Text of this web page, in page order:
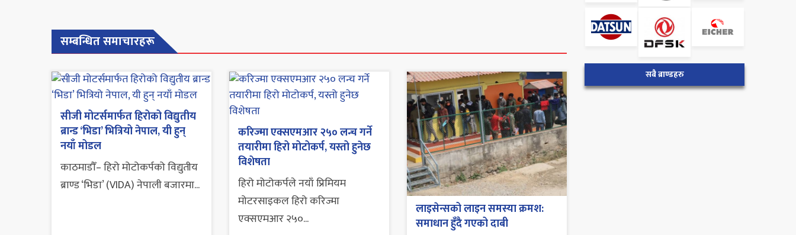
सम्बन्धित समाचारहरू
सीजी मोटर्समार्फत हिरोको विद्युतीय
ब्रान्ड ‘भिडा’ भित्रियो नेपाल, यी हुन्
नयाँ मोडल
काठमाडौँ– हिरो मोटोकर्पको विद्युतीय
ब्राण्ड ‘भिडा’ (VIDA) नेपाली बजारमा...
करिज्मा एक्सएमआर २५० लन्च गर्ने
तयारीमा हिरो मोटोकर्प, यस्तो हुनेछ
विशेषता
हिरो मोटोकर्पले नयाँ प्रिमियम
मोटरसाइकल हिरो करिज्मा
एक्सएमआर २५०...
लाइसेन्सको लाइन समस्या क्रमश:
समाधान हुँदै गएको दाबी
सबै ब्राण्डहरु